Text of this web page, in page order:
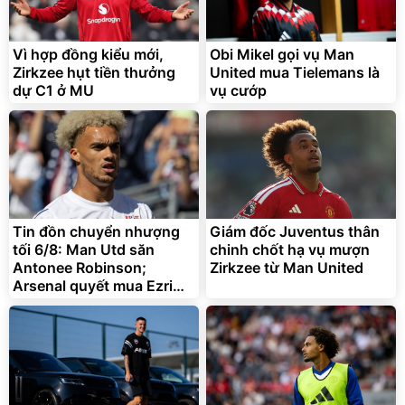
Bạt phủ xe ô tô cao cấp,
tráng nhôm 03 lớp
392.000
325.000đ
Đã bán nhiều
Xe đạp điện trợ lực G-
Force C14 gấp gọn bỏ cốp
tiện lợi
9.900.000
7.092.000đ
Đang xem nhiều
G-FORCE VIETNA
Vì hợp đồng kiểu mới,
Zirkzee hụt tiền thưởng
dự C1 ở MU
Obi Mikel gọi vụ Man
United mua Tielemans là
vụ cướp
Tin đồn chuyển nhượng
tối 6/8: Man Utd săn
Antonee Robinson;
Arsenal quyết mua Ezri
Konsa
Giám đốc Juventus thân
chinh chốt hạ vụ mượn
Zirkzee từ Man United